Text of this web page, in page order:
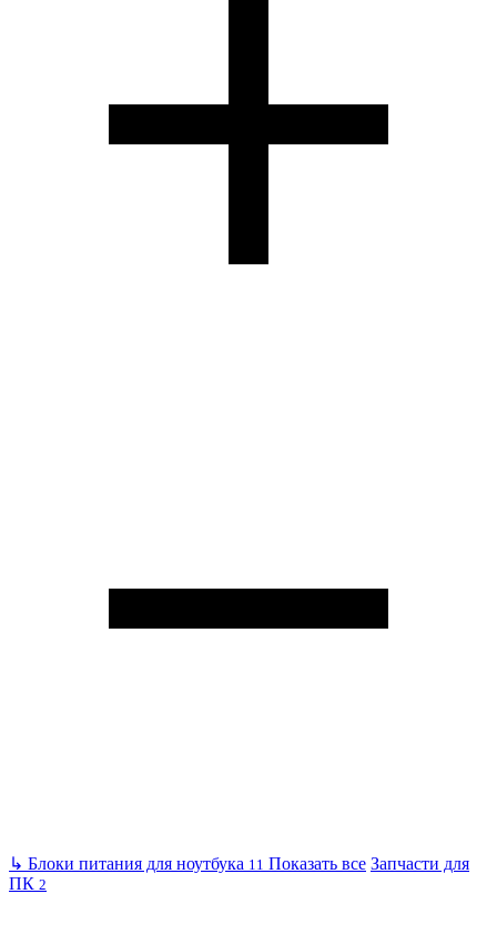
↳ Блоки питания для ноутбука 11 Показать все Запчасти для
ПК 2